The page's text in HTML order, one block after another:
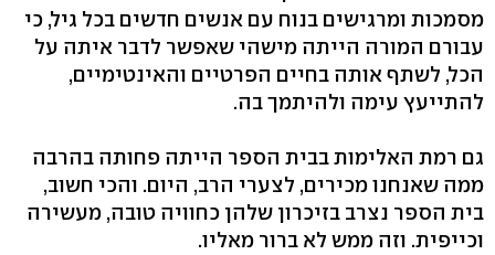
מסמכות ומרגישים בנוח עם אנשים חדשים בכל גיל, כי
עבורם המורה הייתה מישהי שאפשר לדבר איתה על
הכל, לשתף אותה בחיים הפרטיים והאינטימיים,
להתייעץ עימה ולהיתמך בה.
גם רמת האלימות בבית הספר הייתה פחותה בהרבה
ממה שאנחנו מכירים, לצערי הרב, היום. והכי חשוב,
בית הספר נצרב בזיכרון שלהן כחוויה טובה, מעשירה
וכייפית. וזה ממש לא ברור מאליו.